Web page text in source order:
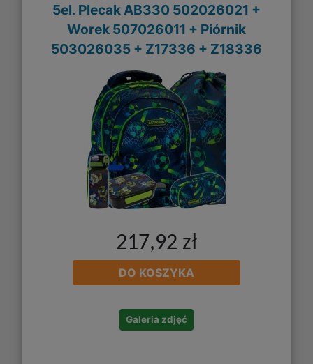
5el. Plecak AB330 502026021 +
Worek 507026011 + Piórnik
503026035 + Z17336 + Z18336
217,92 zł
DO KOSZYKA
Galeria zdjęć